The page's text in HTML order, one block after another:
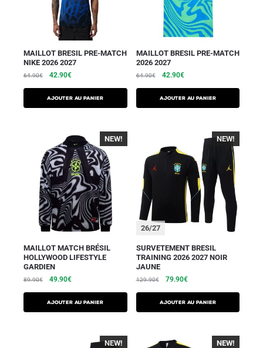
MAILLOT BRESIL PRE-MATCH
NIKE 2026 2027
64.90€ 42.90€
AJOUTER AU PANIER
MAILLOT BRESIL PRE-MATCH
2026 2027
64.90€ 42.90€
AJOUTER AU PANIER
-40%
NEW!
MAILLOT MATCH BRÉSIL
HOLLYWOOD LIFESTYLE
GARDIEN
89.90€ 49.90€
AJOUTER AU PANIER
26/27
NEW!
SURVETEMENT BRESIL
TRAINING 2026 2027 NOIR
JAUNE
129.90€ 79.90€
AJOUTER AU PANIER
NEW! NEW!